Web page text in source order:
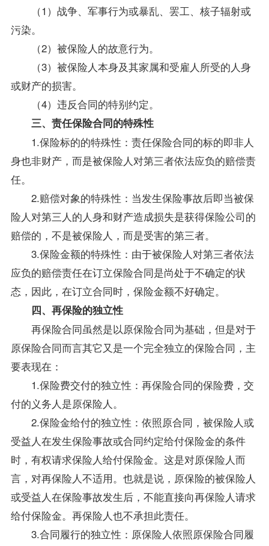
（1）战争、军事行为或暴乱、罢工、核子辐射或
污染。
（2）被保险人的故意行为。
（3）被保险人本身及其家属和受雇人所受的人身
或财产的损害。
（4）违反合同的特别约定。
三、责任保险合同的特殊性
1.保险标的的特殊性：责任保险合同的标的即非人
身也非财产，而是被保险人对第三者依法应负的赔偿责
任。
2.赔偿对象的特殊性：当发生保险事故后即当被保
险人对第三人的人身和财产造成损失是获得保险公司的
赔偿的，不是被保险人，而是受害的第三者。
3.保险金额的特殊性：由于被保险人对第三者依法
应负的赔偿责任在订立保险合同是尚处于不确定的状
态，因此，在订立合同时，保险金额不好确定。
四、再保险的独立性
再保险合同虽然是以原保险合同为基础，但是对于
原保险合同而言其它又是一个完全独立的保险合同，主
要表现在：
1.保险费交付的独立性：再保险合同的保险费，交
付的义务人是原保险人。
2.保险金给付的独立性：依照原合同，被保险人或
受益人在发生保险事故或合同约定给付保险金的条件
时，有权请求保险人给付保险金。这是对原保险人而
言，对再保险人不适用。也就是说，原保险的被保险人
或受益人在保险事故发生后，不能直接向再保险人请求
给付保险金。再保险人也不承担此责任。
3.合同履行的独立性：原保险人依照原保险合同履